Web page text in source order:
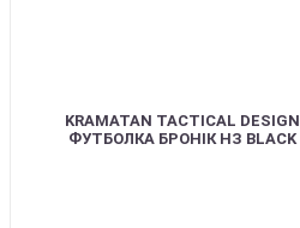
KRAMATAN TACTICAL DESIGN
ФУТБОЛКА БРОНІК НЗ BLACK